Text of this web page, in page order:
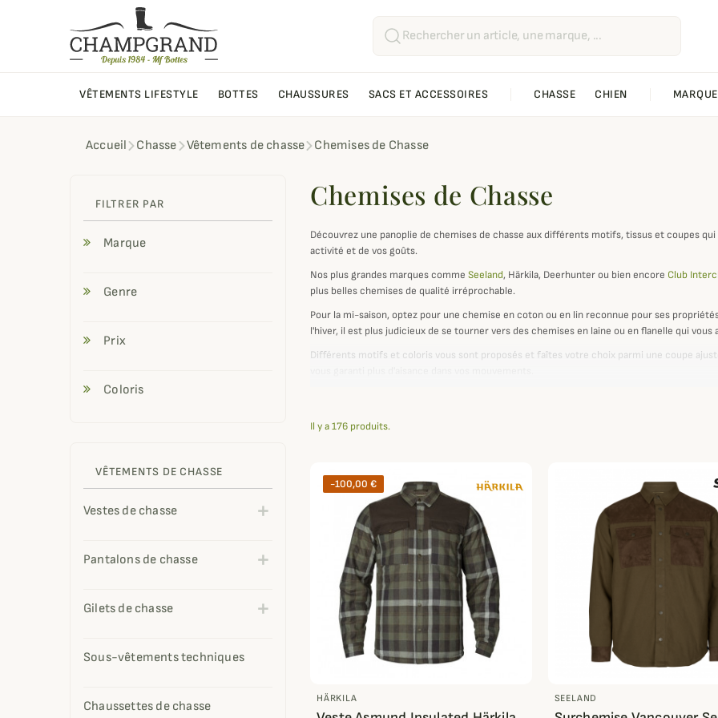
VÊTEMENTS LIFESTYLE BOTTES CHAUSSURES SACS ET ACCESSOIRES CHASSE CHIEN
Accueil Chasse Vêtements de chasse Chemises de Chasse
FILTRER PAR
Marque
Genre
Prix
Coloris
VÊTEMENTS DE CHASSE
Vestes de chasse
Pantalons de chasse
Gilets de chasse
Sous-vêtements techniques
Chaussettes de chasse
Chemises de Chasse
Découvrez une panoplie de chemises de chasse aux différents motifs, tissus et coupes
activité et de vos goûts.
Nos plus grandes marques comme Seeland, Härkila, Deerhunter ou bien encore Club
plus belles chemises de qualité irréprochable.
Pour la mi-saison, optez pour une chemise en coton ou en lin reconnue pour ses
l'hiver, il est plus judicieux de se tourner vers des chemises en laine ou en flanelle qui
Différents motifs et coloris vous sont proposés et faîtes votre choix parmi une coupe
lorsque les
Il y a 176 produits.
-100,00 €
HÄRKILA SEELAND